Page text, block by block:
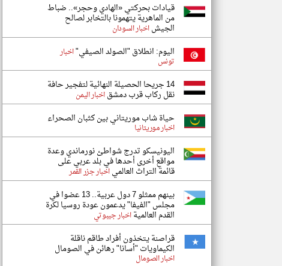
قيادات بحركتي «الهادي وحجر».. ضباط
من الماهرية يتهمونا بالتخابر لصالح
الجيشاخبار السودان
اليوم: انطلاق "الصولد الصيفي"اخبار
تونس
14 جريحا الحصيلة النهائية لتفجير حافة
نقل ركاب قرب دمشقاخبار اليمن
حياة شاب موريتاني بين كثبان الصحراء
اخبار موريتانيا
اليونيسكو تدرج شواطئ نورماندي وعدة
مواقع أخرى أحدها في بلد عربي على
قائمة التراث العالمياخبار جزر القمر
بينهم ممثلو 7 دول عربية.. 13 عضوا في
مجلس "الفيفا" يدعمون عودة روسيا لكرة
القدم العالميةاخبار جيبوتي
قراصنة يتخذون أفراد طاقم ناقلة
الكيماويات "أسانا" رهائن في الصومال
اخبار الصومال